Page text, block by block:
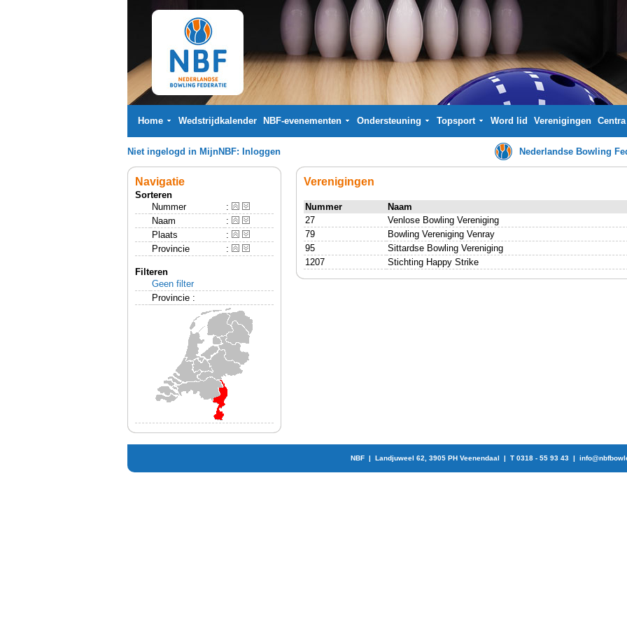
Home Wedstrijdkalender NBF-evenementen Ondersteuning Topsport Word lid Verenigingen Centra
Niet ingelogd in MijnNBF: Inloggen Nederlandse Bowling
Navigatie
Sorteren
Nummer
:
Naam
:
Plaats
:
Provincie
:
Filteren
Geen filter
Provincie :
Verenigingen
Nummer Naam
27
Venlose Bowling Vereniging
79
Bowling Vereniging Venray
95
Sittardse Bowling Vereniging
1207
Stichting Happy Strike
NBF | Landjuweel 62, 3905 PH Veenendaal | T 0318 - 55 93 43 |